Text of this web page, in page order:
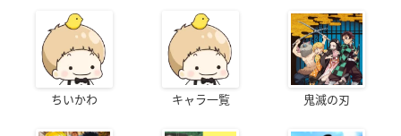
ちいかわ キャラ一覧 鬼滅の刃